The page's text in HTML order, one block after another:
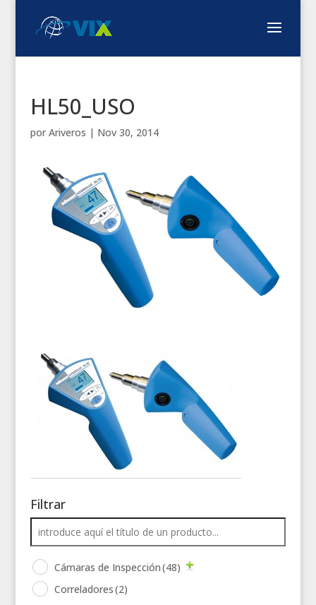
HL50_USO
por Ariveros | Nov 30, 2014
Filtrar
Cámaras de Inspección(48)
Correladores(2)